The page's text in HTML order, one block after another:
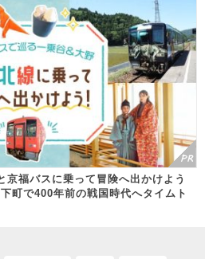
京福バスに乗って冒険へ出かけよう
町で400年前の戦国時代へタイムト